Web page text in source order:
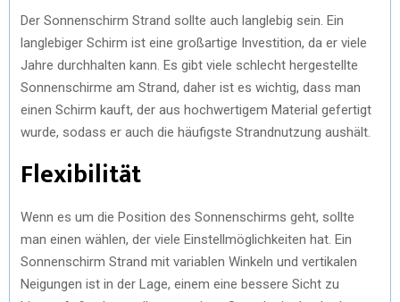
Der Sonnenschirm Strand sollte auch langlebig sein. Ein
langlebiger Schirm ist eine großartige Investition, da er viele
Jahre durchhalten kann. Es gibt viele schlecht hergestellte
Sonnenschirme am Strand, daher ist es wichtig, dass man
einen Schirm kauft, der aus hochwertigem Material gefertigt
wurde, sodass er auch die häufigste Strandnutzung aushält.
Flexibilität
Wenn es um die Position des Sonnenschirms geht, sollte
man einen wählen, der viele Einstellmöglichkeiten hat. Ein
Sonnenschirm Strand mit variablen Winkeln und vertikalen
Neigungen ist in der Lage, einem eine bessere Sicht zu